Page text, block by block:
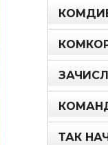
ТАК